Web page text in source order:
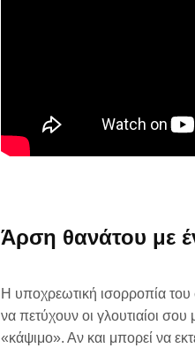
Άρση θανάτου με
Η υποχρεωτική ισορροπία
να πετύχουν οι γλουτιαίοι σου
«κάψιμο». Αν και μπορεί να